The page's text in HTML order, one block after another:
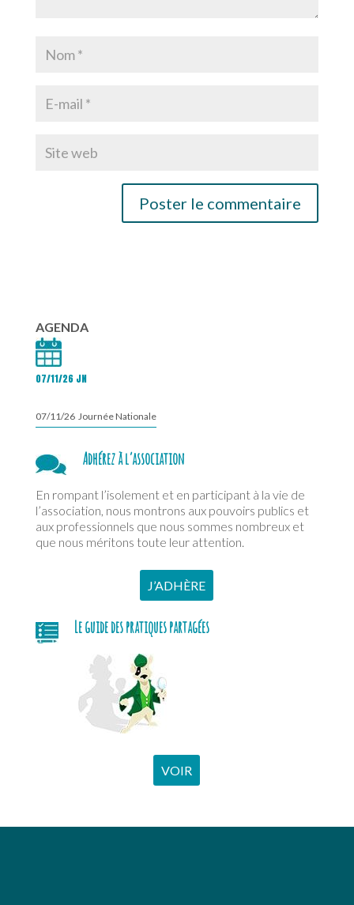
AGENDA
07/11/26 JN
07/11/26 Journée Nationale
Adhérez à l’association
En rompant l’isolement et en participant à la vie de
l’association, nous montrons aux pouvoirs publics et
aux professionnels que nous sommes nombreux et
que nous méritons toute leur attention.
J’ADHÈRE
Le guide des pratiques partagées
VOIR